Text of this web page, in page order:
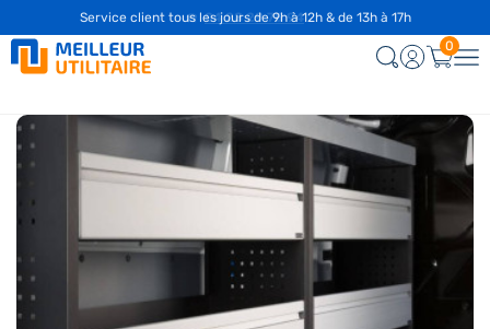
☎️04 28 29 75 94
0